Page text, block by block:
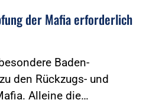
der Mafia erforderlich
Baden-
den Rückzugs- und
Alleine die…